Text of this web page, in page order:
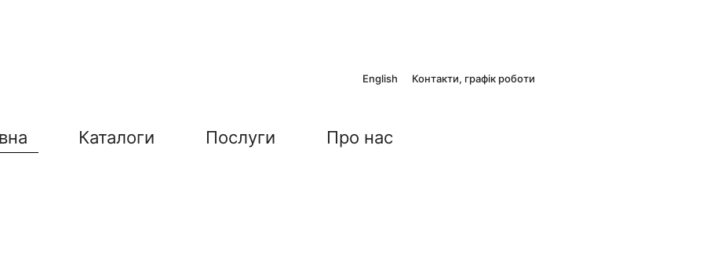
English Контакти, графік роботи
Каталоги Послуги Про нас